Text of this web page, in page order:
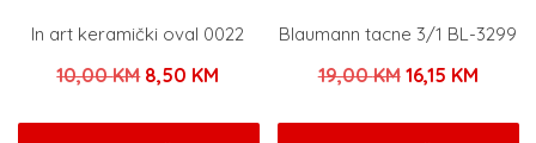
In art keramički oval 0022
10,00KM Izvorna
8,50 KM
Blaumann tacne 3/1 BL-3299
19,00KM Izvorna
16,15 KM